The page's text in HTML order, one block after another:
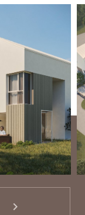
keyboard_arrow_right